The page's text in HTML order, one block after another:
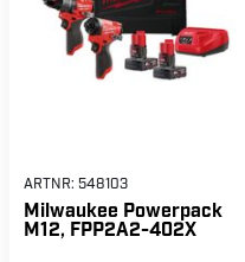
ARTNR: 548103
Milwaukee Powerpack
M12, FPP2A2-402X